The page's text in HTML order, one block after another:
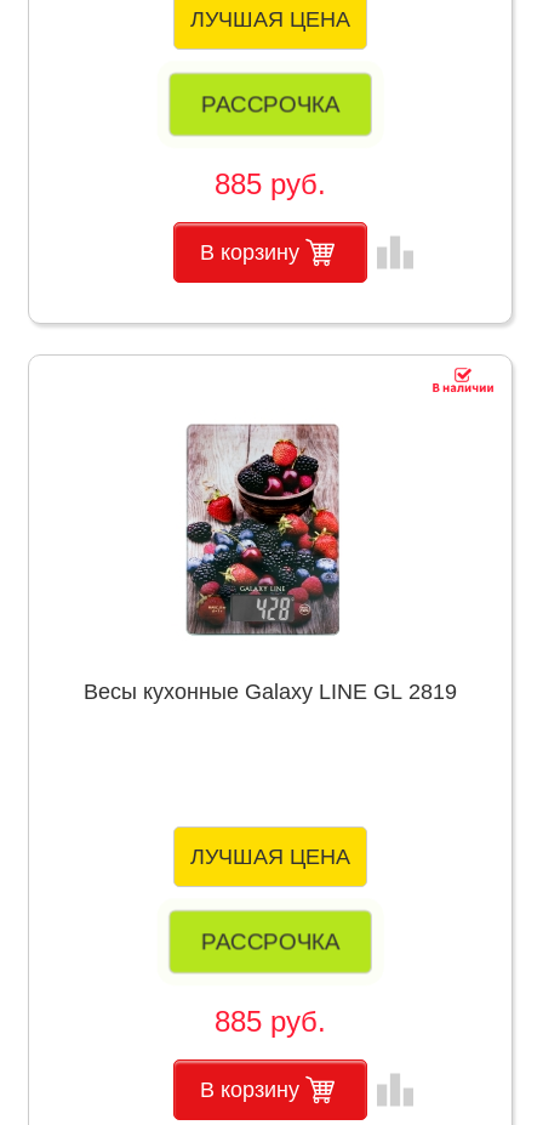
ЛУЧШАЯ ЦЕНА
РАССРОЧКА
885 руб.
В корзину leaderboard
Весы кухонные Galaxy LINE GL 2819
ЛУЧШАЯ ЦЕНА
РАССРОЧКА
885 руб.
В корзину leaderboard